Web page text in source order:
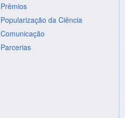
Prêmios
Popularização da Ciência
Comunicação
Parcerias